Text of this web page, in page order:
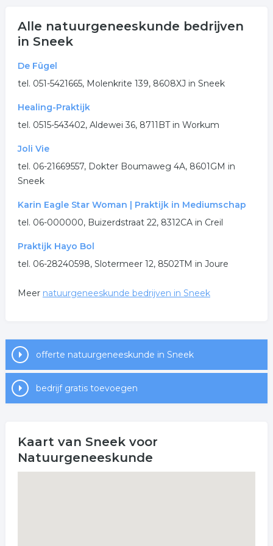
Alle natuurgeneeskunde bedrijven
in Sneek
De Fûgel
tel. 051-5421665, Molenkrite 139, 8608XJ in Sneek
Healing-Praktijk
tel. 0515-543402, Aldewei 36, 8711BT in Workum
Joli Vie
tel. 06-21669557, Dokter Boumaweg 4A, 8601GM in
Sneek
Karin Eagle Star Woman | Praktijk in Mediumschap
tel. 06-000000, Buizerdstraat 22, 8312CA in Creil
Praktijk Hayo Bol
tel. 06-28240598, Slotermeer 12, 8502TM in Joure
Meer natuurgeneeskunde bedrijven in Sneek
offerte natuurgeneeskunde in Sneek
bedrijf gratis toevoegen
Kaart van Sneek voor
Natuurgeneeskunde